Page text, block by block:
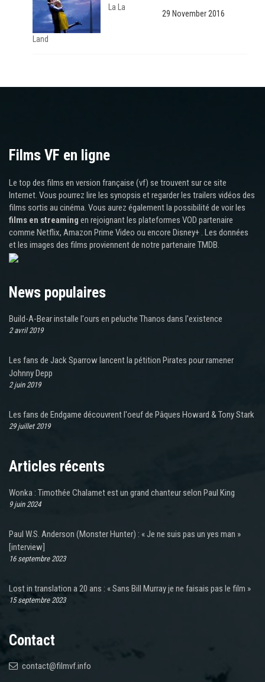
La La
Land
29 November 2016
Films VF en ligne
Le top des films en version française (vf) se trouvent sur ce site
Internet. Vous pourrez lire les synopsis et regarder les trailers vidéos des
films sortis au cinéma. Vous aurez également la possibilité de voir les
films en streaming en rejoignant les plateformes VOD partenaire
comme Netflix, Amazon Prime Video ou encore Disney+ . Les données
et les images des films proviennent de notre partenaire TMDB.
News populaires
Build-A-Bear installe l'ours en peluche Thanos dans l'existence
2 avril 2019
Les fans de Jack Sparrow lancent la pétition Pirates pour ramener
Johnny Depp
2 juin 2019
Les fans de Endgame découvrent l'oeuf de Pâques Howard & Tony Stark
29 juillet 2019
Articles récents
Wonka : Timothée Chalamet est un grand chanteur selon Paul King
9 juin 2024
Paul W.S. Anderson (Monster Hunter) : « Je ne suis pas un yes man »
[interview]
16 septembre 2023
Lost in translation a 20 ans : « Sans Bill Murray je ne faisais pas le film »
15 septembre 2023
Contact
contact@filmvf.info